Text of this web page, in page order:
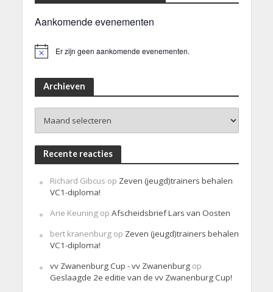
Aankomende evenementen
Er zijn geen aankomende evenementen.
Archieven
Recente reacties
Richard Gibcus op Zeven (jeugd)trainers behalen
VC1-diploma!
Arie Keuningop Afscheidsbrief Lars van Oosten
bert kranenburgop Zeven (jeugd)trainers behalen
VC1-diploma!
vv Zwanenburg Cup - vv Zwanenburgop
Geslaagde 2e editie van de vv Zwanenburg Cup!